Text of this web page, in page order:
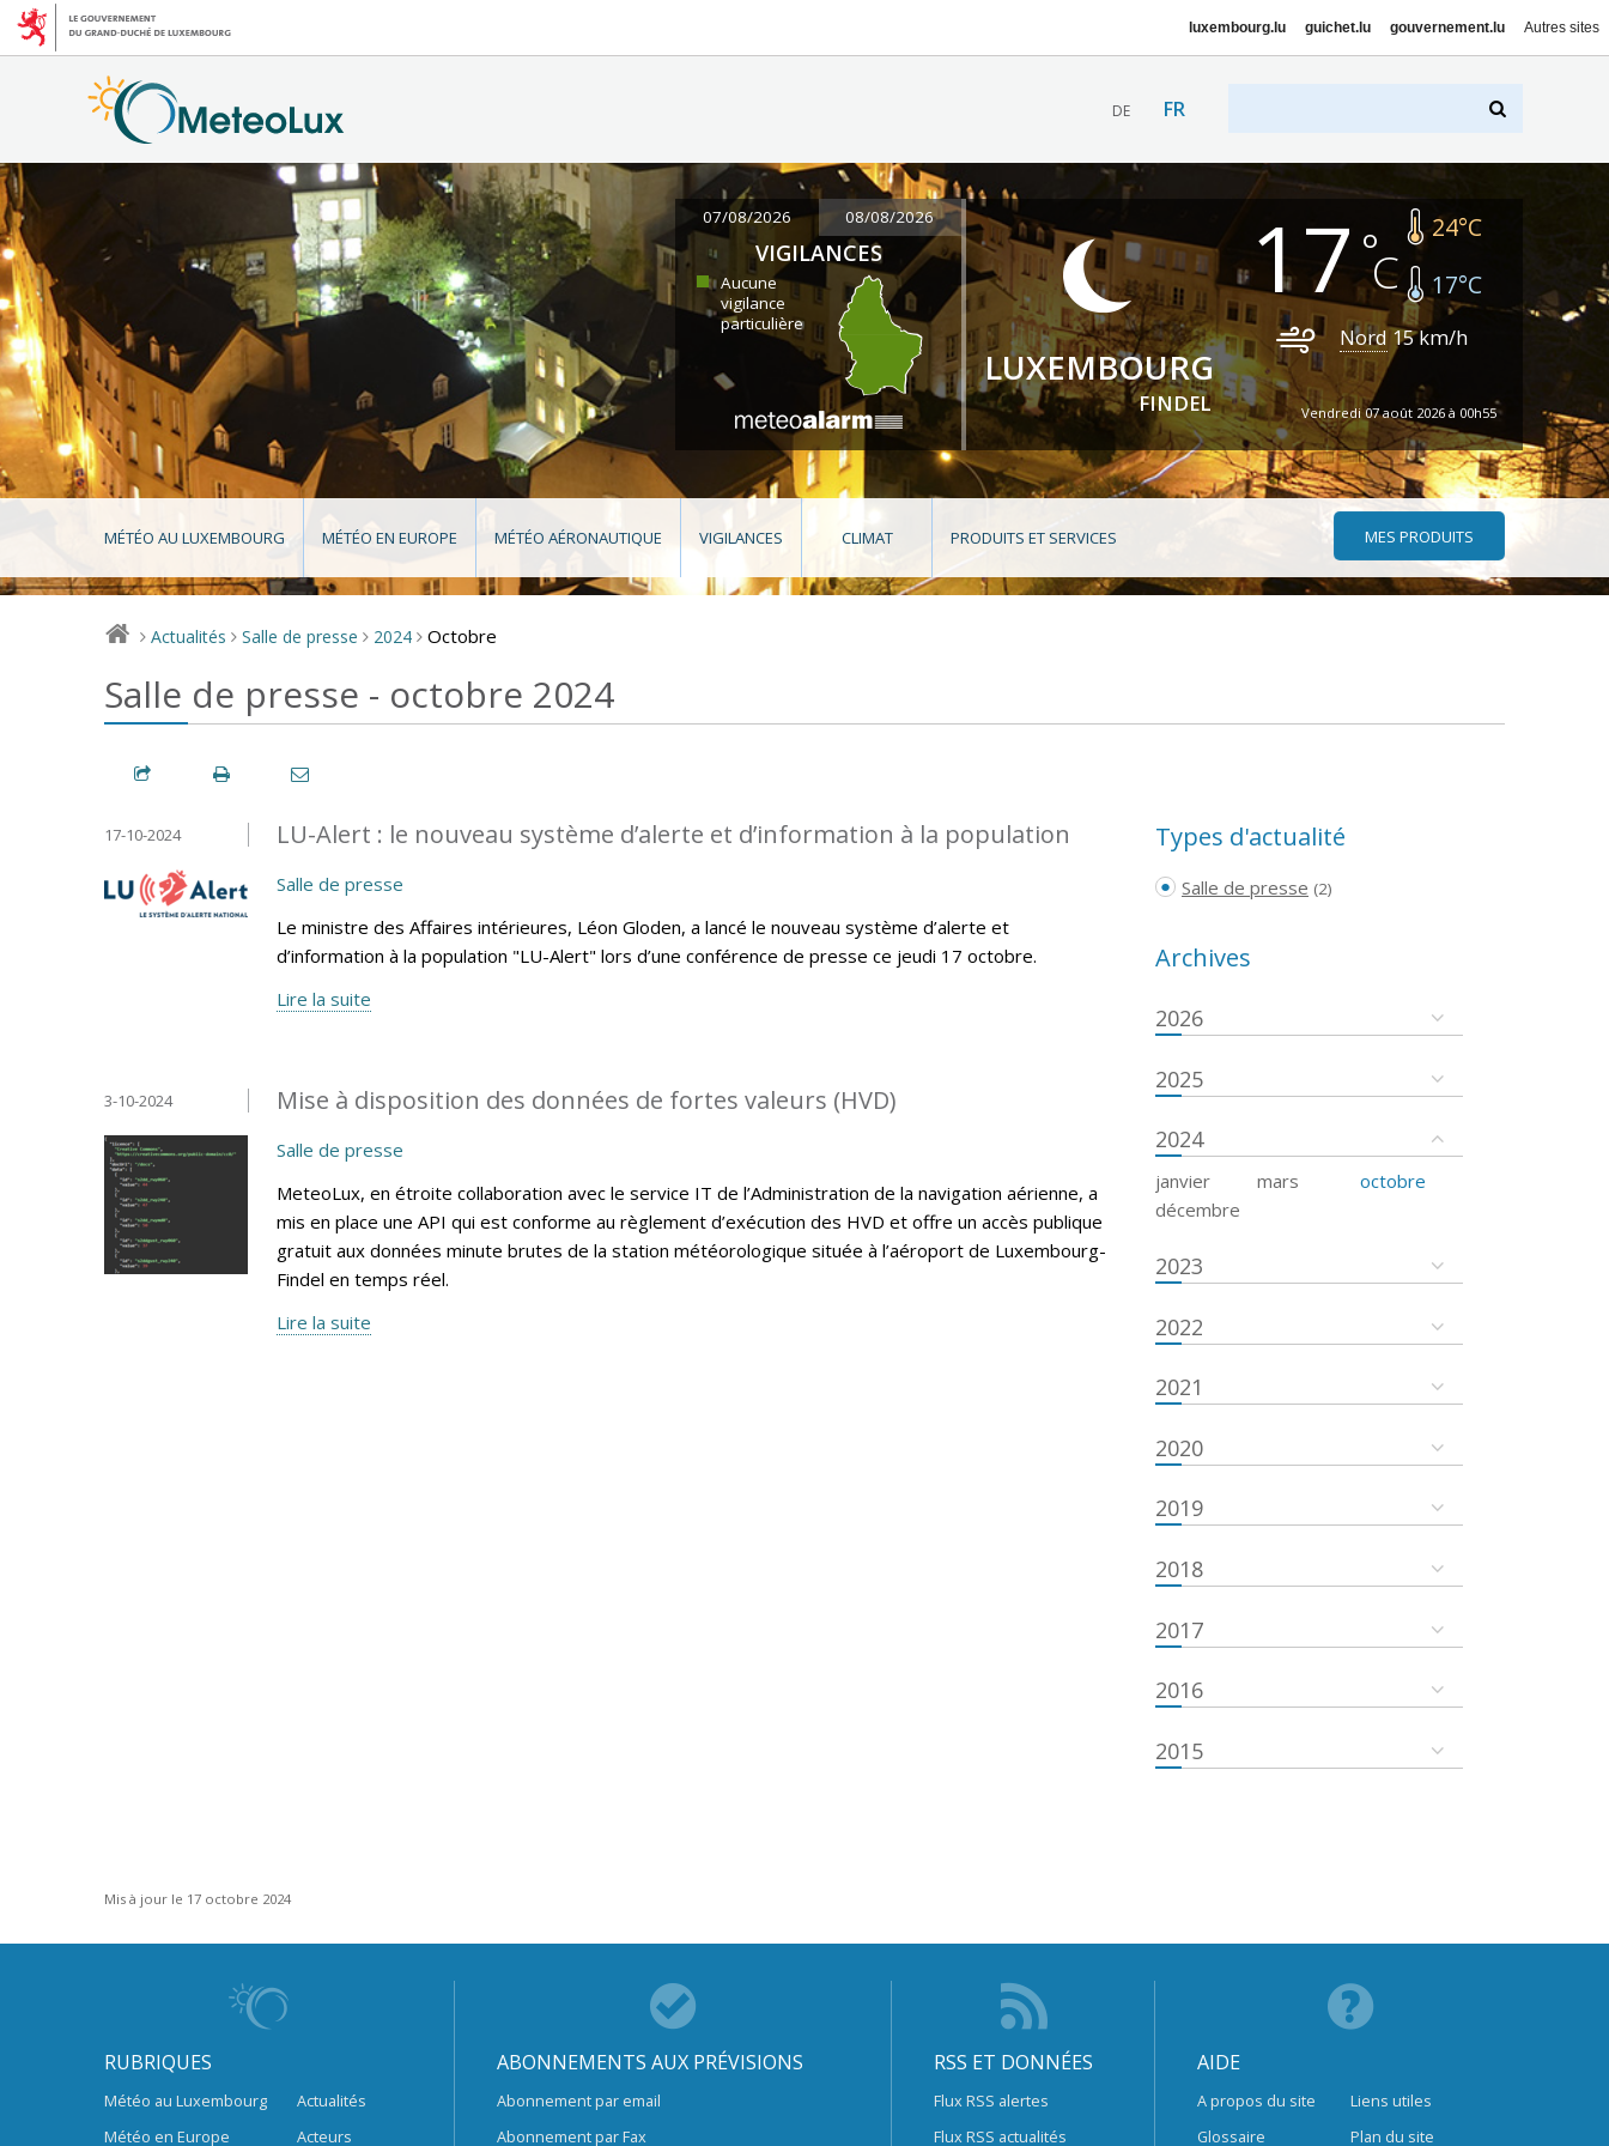
luxembourg.lu guichet.lu gouvernement.lu Autres sites
DE FR
07/08/2026 08/08/2026
VIGILANCES
Aucune
vigilance
particulière
LUXEMBOURG
FINDEL
17 24°C
17°C
Nord 15km/h
Vendredi 07 août 2026 à 00h55
MÉTÉO AU LUXEMBOURG MÉTÉO EN EUROPE MÉTÉO AÉRONAUTIQUE VIGILANCES CLIMAT PRODUITS ET SERVICES MES PRODUITS
> Actualités > Salle de presse > 2024 > Octobre
Salle de presse - octobre 2024
LU-Alert : le nouveau système d’alerte et d’information à la population
17-10-2024
Salle de presse
Le ministre des Affaires intérieures, Léon Gloden, a lancé le nouveau système d’alerte et
d’information à la population "LU-Alert" lors d’une conférence de presse ce jeudi 17 octobre.
Lire la suite
Mise à disposition des données de fortes valeurs (HVD)
3-10-2024
Salle de presse
MeteoLux, en étroite collaboration avec le service IT de l’Administration de la navigation aérienne, a
mis en place une API qui est conforme au règlement d’exécution des HVD et offre un accès publique
gratuit aux données minute brutes de la station météorologique située à l’aéroport de Luxembourg-
Findel en temps réel.
Lire la suite
Types d'actualité
Salle de presse (2)
Archives
2026
2025
2024
janvier mars
octobre
décembre
2023
2022
2021
2020
2019
2018
2017
2016
2015
Mis à jour le 17 octobre 2024
RUBRIQUES
Météo au Luxembourg
Météo en Europe
Actualités
Acteurs
ABONNEMENTS AUX PRÉVISIONS
Abonnement par email
Abonnement par Fax
RSS ET DONNÉES
Flux RSS alertes
Flux RSS actualités
AIDE
A propos du site
Glossaire
Liens utiles
Plan du site